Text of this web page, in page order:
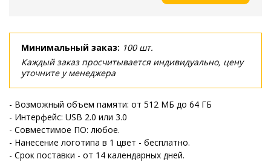
Минимальный заказ: 100 шт.
Каждый заказ просчитывается индивидуально, цену
уточните у менеджера
- Возможный объем памяти: от 512 МБ до 64 ГБ
- Интерфейс: USB 2.0 или 3.0
- Совместимое ПО: любое.
- Нанесение логотипа в 1 цвет - бесплатно.
- Срок поставки - от 14 календарных дней.